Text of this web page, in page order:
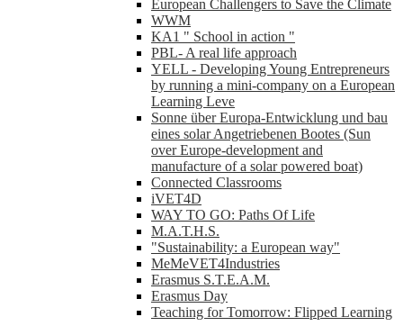
European Challengers to Save the Climate
WWM
KA1 " School in action "
PBL- A real life approach
YELL - Developing Young Entrepreneurs
by running a mini-company on a European
Learning Leve
Sonne über Europa-Entwicklung und bau
eines solar Angetriebenen Bootes (Sun
over Europe-development and
manufacture of a solar powered boat)
Connected Classrooms
iVET4D
WAY TO GO: Paths Of Life
M.A.T.H.S.
"Sustainability: a European way"
MeMeVET4Industries
Erasmus S.T.E.A.M.
Erasmus Day
Teaching for Tomorrow: Flipped Learning